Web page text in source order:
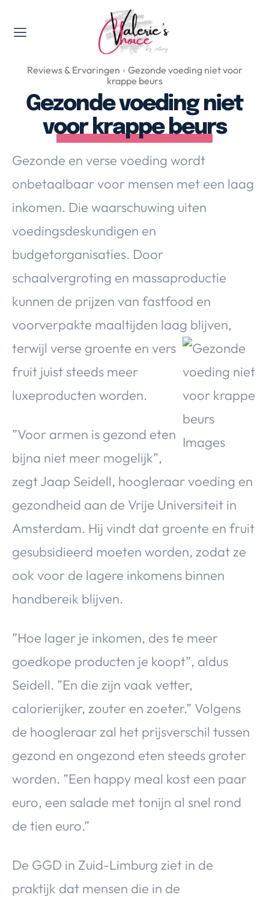
Valerie's Topics
Travel & Culture
Happyness & Opmerkelijk
Lifestyle, Sport & Duurzaamheid
Top 5 van Valerie
Health & Beauty
Huis & Tuin
Nieuws & Media
Over Valerie
Over Valerie
De Top 5
VALERIE'S CHOICE
Reviews & Ervaringen
Gezonde voeding niet voor
krappe beurs
Gezonde voeding niet
voor krappe beurs
Gezonde en verse voeding wordt
onbetaalbaar voor mensen met een laag
inkomen. Die waarschuwing uiten
voedingsdeskundigen en
budgetorganisaties. Door
schaalvergroting en massaproductie
kunnen de prijzen van fastfood en
voorverpakte maaltijden laag blijven,
terwijl verse groente en vers
fruit juist steeds meer
luxeproducten worden.
”Voor armen is gezond eten
bijna niet meer mogelijk”,
zegt Jaap Seidell, hoogleraar voeding en
gezondheid aan de Vrije Universiteit in
Amsterdam. Hij vindt dat groente en fruit
gesubsidieerd moeten worden, zodat ze
ook voor de lagere inkomens binnen
handbereik blijven.
”Hoe lager je inkomen, des te meer
goedkope producten je koopt”, aldus
Seidell. ”En die zijn vaak vetter,
calorierijker, zouter en zoeter.” Volgens
de hoogleraar zal het prijsverschil tussen
gezond en ongezond eten steeds groter
worden. ”Een happy meal kost een paar
euro, een salade met tonijn al snel rond
de tien euro.”
De GGD in Zuid-Limburg ziet in de
praktijk dat mensen die in de